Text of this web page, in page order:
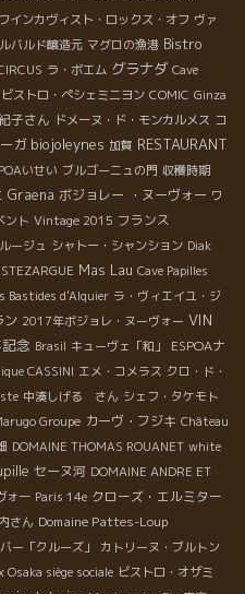
ワインカヴィスト・ロックス・オフ ヴァ
バルド醸造元 マグロの漁港 Bistro
ラ・ボエム グラナダ Cave
ビストロ・ペシェミニヨン COMIC Ginza
子さん ドメーヌ・ド・モンカルメス コ
ガ biojoleynes 加賀 RESTAURANT
いせい ブルゴーニュの門 収穫時期
Graena ボジョレー ・ヌーヴォー ワ
ント Vintage 2015 フランス
ージュ シャトー・シャンション Diak
Mas Lau Cave Papilles
Bastides d'Alquier ラ・ヴィエイユ・ジ
ン 2017年ボジョレ・ヌーヴォー VIN
念 Brasil キューヴェ「和」
ESPOAナ
CASSINI エメ・コメラス クロ・ド・
中湊しげる さん シェフ・タケモト
Groupe カーヴ・フジキ Château
DOMAINE THOMAS ROUANET white
セーヌ河 DOMAINE ANDRE ET
ォー Paris 14e クローズ・エルミター
さん Domaine Pattes-Loup
ー「クルーズ」 カトリーヌ・ブルトン
siège sociale ビストロ・オザミ